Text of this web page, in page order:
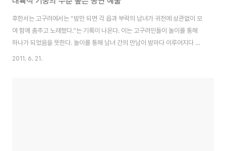
후한서는 고구려에서는 “밤만 되면 각 읍과 부락의 남녀가 귀천에 상관없이 모
여 함께 춤추고 노래했다.”는 기록이 나온다. 이는 고구려인들이 놀이를 통해
하나가 되었음을 뜻한다. 놀이를 통해 남녀 간의 만남이 밤마다 이루어지다 보
니 상대방을 이해하는 폭도 훨씬 넓어졌다. 젊은 남녀는 이렇게 공동체 행사를
2011. 6. 21.